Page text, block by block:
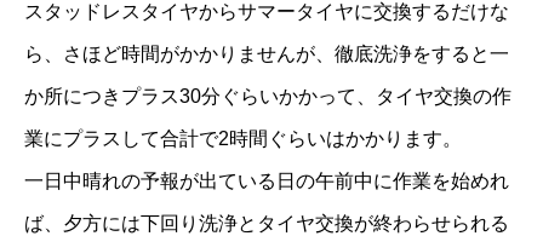
スタッドレスタイヤからサマータイヤに交換するだけな
ら、さほど時間がかかりませんが、徹底洗浄をすると一
か所につきプラス30分ぐらいかかって、タイヤ交換の作
業にプラスして合計で2時間ぐらいはかかります。
一日中晴れの予報が出ている日の午前中に作業を始めれ
ば、夕方には下回り洗浄とタイヤ交換が終わらせられる